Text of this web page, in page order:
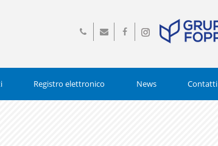
info@istitutopiamarta.it
Seguici
Registro elettronico News Contatti